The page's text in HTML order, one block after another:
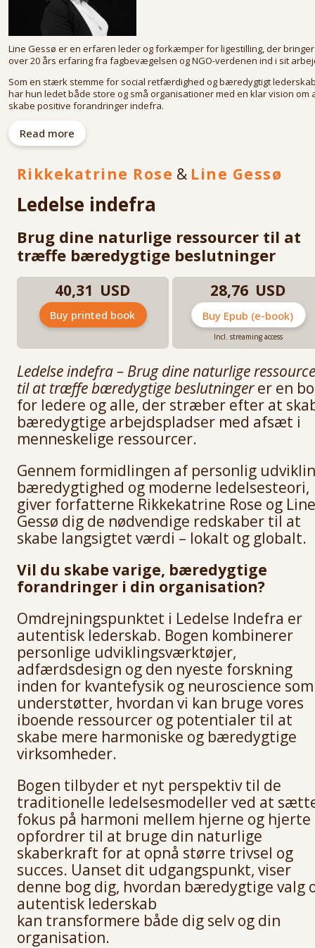
Line Gessø er en erfaren leder og forkæmper for ligestilling, der bringer
over 20 års erfaring fra fagbevægelsen og NGO-verdenen ind i sit
Som en stærk stemme for social retfærdighed og bæredygtigt
har hun ledet både store og små organisationer med en klar vision om
skabe positive forandringer indefra.
Line kombinerer en dyb personlig indsigt med praktisk erfaring, og
tilgang til ledelse er forankret i autenticitet og menneskelighed.
ægte lederskab begynder med at lede sig selv.
Read more
Rikkekatrine Rose & Line Gessø
Ledelse indefra
Brug dine naturlige ressourcer til at
træffe bæredygtige beslutninger
40,31 USD
Buy printed book
28,76 USD
Buy Epub (e-book)
Incl. streaming access
Ledelse indefra – Brug dine naturlige
til at træffe bæredygtige beslutningerer en
for ledere og alle, der stræber efter at
bæredygtige arbejdspladser med afsæt i
menneskelige ressourcer.
Gennem formidlingen af personlig
bæredygtighed og moderne ledelsesteori,
giver forfatterne Rikkekatrine Rose og Line
Gessø dig de nødvendige redskaber til at
skabe langsigtet værdi – lokalt og globalt.
Vil du skabe varige, bæredygtige
forandringer i din organisation?
Omdrejningspunktet i Ledelse Indefra er
autentisk lederskab. Bogen kombinerer
personlige udviklingsværktøjer,
adfærdsdesign og den nyeste forskning
inden for kvantefysik og neuroscience som
understøtter, hvordan vi kan bruge vores
iboende ressourcer og potentialer til at
skabe mere harmoniske og bæredygtige
virksomheder.
Bogen tilbyder et nyt perspektiv til de
traditionelle ledelsesmodeller ved at
fokus på harmoni mellem hjerne og hjerte
opfordrer til at bruge din naturlige
skaberkraft for at opnå større trivsel og
succes. Uanset dit udgangspunkt, viser
denne bog dig, hvordan bæredygtige valg
autentisk lederskab
kan transformere både dig selv og din
organisation.